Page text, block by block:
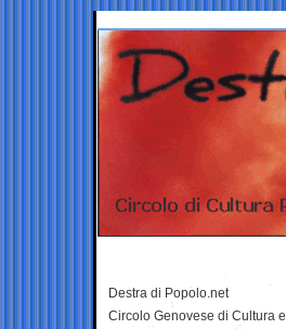
Destra di Popolo.net
Circolo Genovese di Cultura e